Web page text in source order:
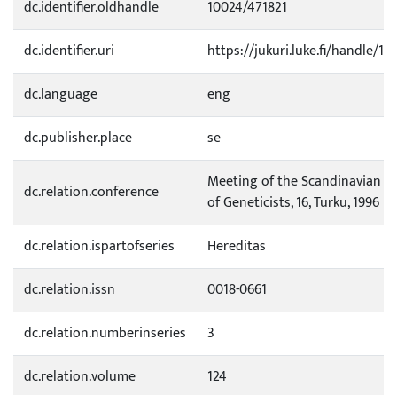
dc.identifier.oldhandle
10024/471821
dc.identifier.uri
https://jukuri.luke.fi/handle/
dc.language
eng
dc.publisher.place
se
dc.relation.conference
Meeting of the Scandinavian
of Geneticists, 16, Turku, 1996
dc.relation.ispartofseries
Hereditas
dc.relation.issn
0018-0661
dc.relation.numberinseries
3
dc.relation.volume
124